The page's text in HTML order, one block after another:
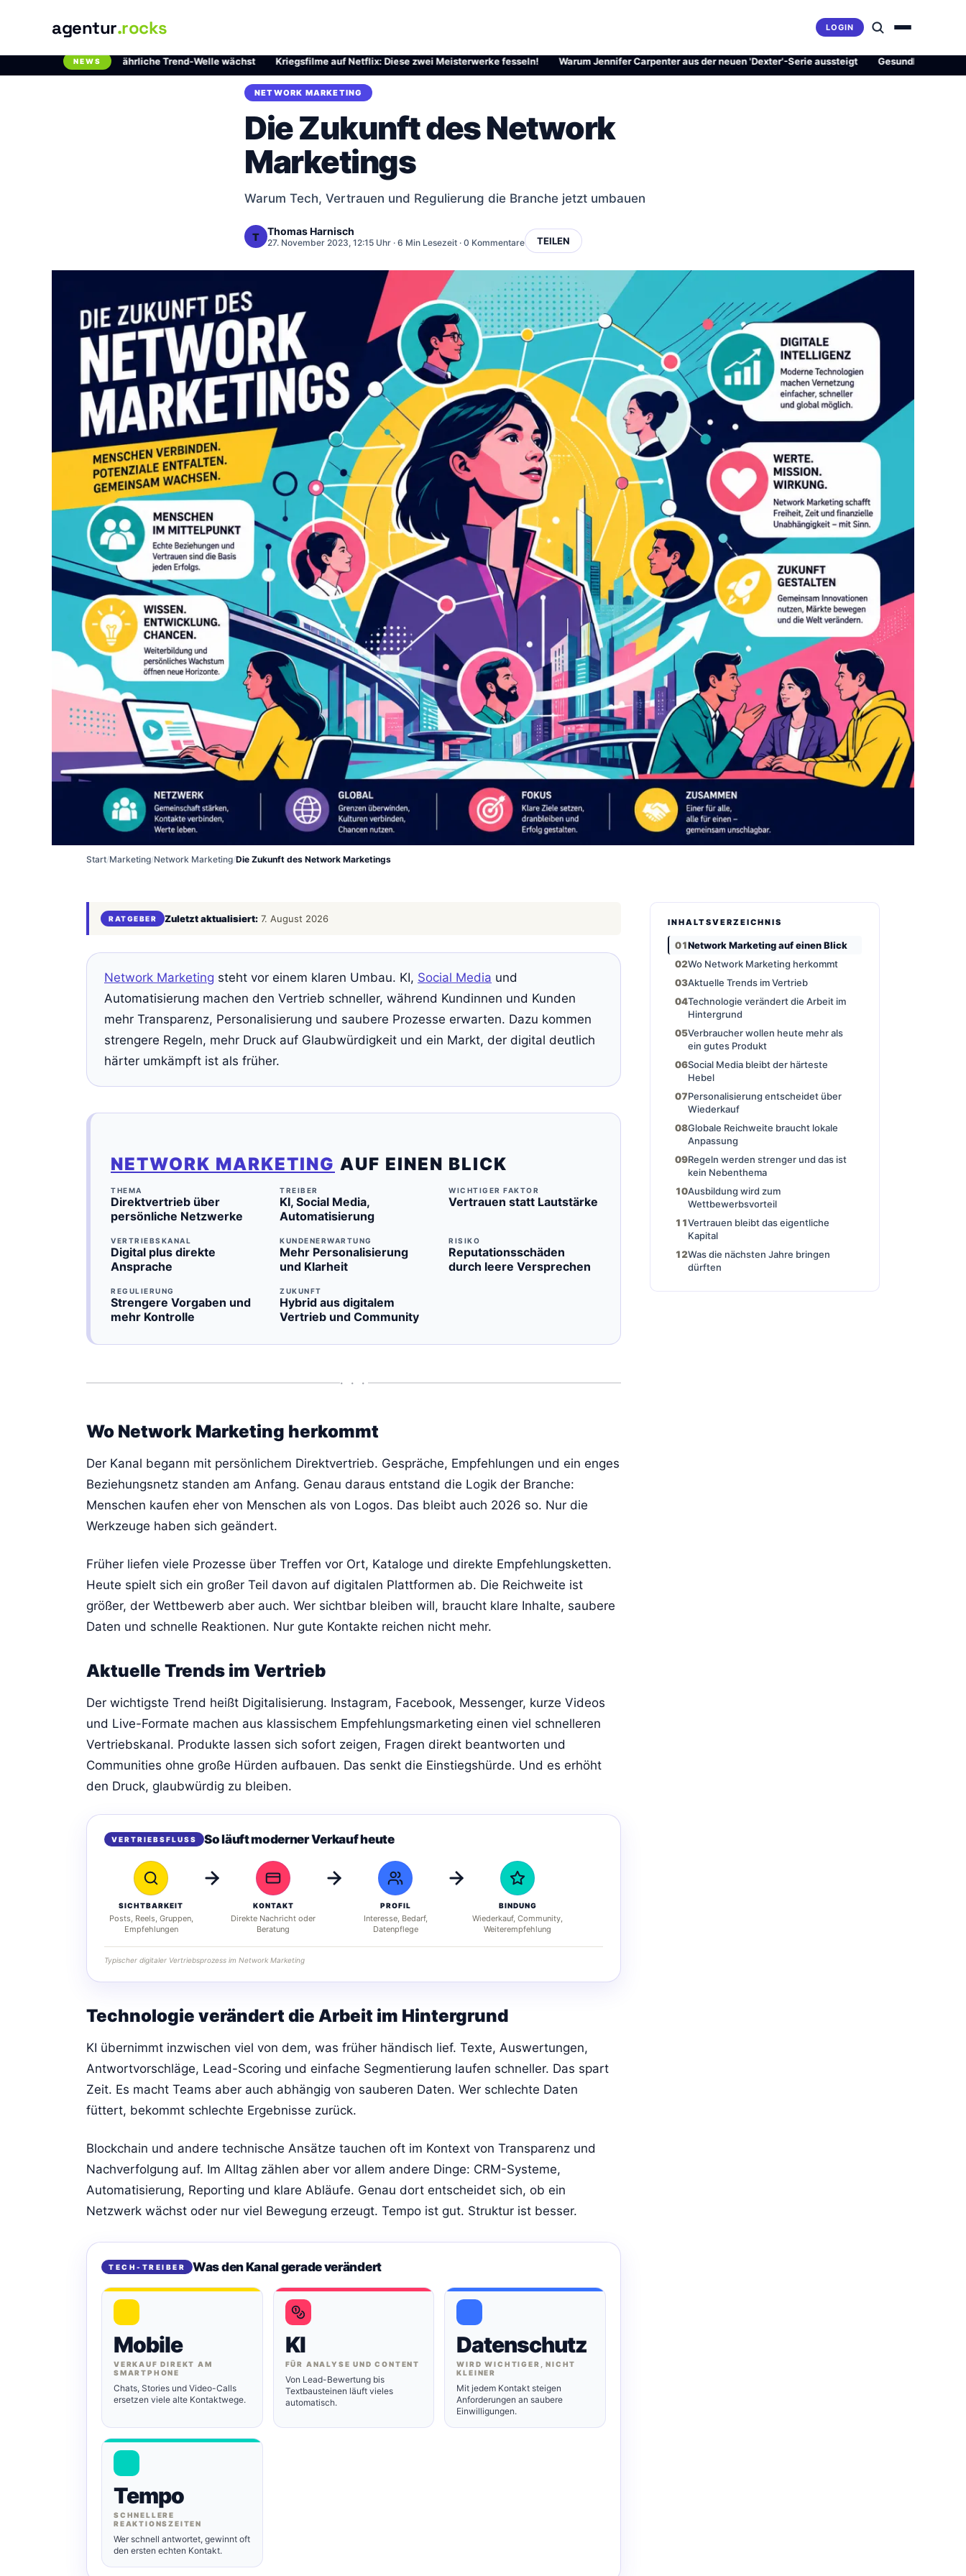
agentur.rocks LOGIN
NEWS
Breaking News Ticker
Die gefährliche Trend-Welle wächst· Kriegsfilme auf Netflix: Diese zwei Meisterwerke fesseln!· Warum Jennifer Carpenter aus der neuen 'Dexter'-Serie aussteigt· Gesundheitsrevolution
NETWORK MARKETING
Die Zukunft des Network
Marketings
Warum Tech, Vertrauen und Regulierung die Branche jetzt umbauen
T Thomas Harnisch
27. November 2023, 12:15 Uhr · 6 Min Lesezeit · 0 Kommentare TEILEN
Start/Marketing/Network Marketing/Die Zukunft des Network Marketings
RATGEBER Zuletzt aktualisiert: 7. August 2026
Network Marketing steht vor einem klaren Umbau. KI, Social Media und
Automatisierung machen den Vertrieb schneller, während Kundinnen und Kunden
mehr Transparenz, Personalisierung und saubere Prozesse erwarten. Dazu kommen
strengere Regeln, mehr Druck auf Glaubwürdigkeit und ein Markt, der digital deutlich
härter umkämpft ist als früher.
NETWORK MARKETING AUF EINEN BLICK
THEMA
Direktvertrieb über
persönliche Netzwerke
TREIBER
KI, Social Media,
Automatisierung
WICHTIGER FAKTOR
Vertrauen statt Lautstärke
VERTRIEBSKANAL
Digital plus direkte
Ansprache
KUNDENERWARTUNG
Mehr Personalisierung
und Klarheit
RISIKO
Reputationsschäden
durch leere Versprechen
REGULIERUNG
Strengere Vorgaben und
mehr Kontrolle
ZUKUNFT
Hybrid aus digitalem
Vertrieb und Community
• • •
Wo Network Marketing herkommt
Der Kanal begann mit persönlichem Direktvertrieb. Gespräche, Empfehlungen und ein enges
Beziehungsnetz standen am Anfang. Genau daraus entstand die Logik der Branche:
Menschen kaufen eher von Menschen als von Logos. Das bleibt auch 2026 so. Nur die
Werkzeuge haben sich geändert.
Früher liefen viele Prozesse über Treffen vor Ort, Kataloge und direkte Empfehlungsketten.
Heute spielt sich ein großer Teil davon auf digitalen Plattformen ab. Die Reichweite ist
größer, der Wettbewerb aber auch. Wer sichtbar bleiben will, braucht klare Inhalte, saubere
Daten und schnelle Reaktionen. Nur gute Kontakte reichen nicht mehr.
Aktuelle Trends im Vertrieb
Der wichtigste Trend heißt Digitalisierung. Instagram, Facebook, Messenger, kurze Videos
und Live-Formate machen aus klassischem Empfehlungsmarketing einen viel schnelleren
Vertriebskanal. Produkte lassen sich sofort zeigen, Fragen direkt beantworten und
Communities ohne große Hürden aufbauen. Das senkt die Einstiegshürde. Und es erhöht
den Druck, glaubwürdig zu bleiben.
VERTRIEBSFLUSS So läuft moderner Verkauf heute
SICHTBARKEIT
Posts, Reels, Gruppen,
Empfehlungen
KONTAKT
Direkte Nachricht oder
Beratung
PROFIL
Interesse, Bedarf,
Datenpflege
BINDUNG
Wiederkauf, Community,
Weiterempfehlung
Typischer digitaler Vertriebsprozess im Network Marketing
Technologie verändert die Arbeit im Hintergrund
KI übernimmt inzwischen viel von dem, was früher händisch lief. Texte, Auswertungen,
Antwortvorschläge, Lead-Scoring und einfache Segmentierung laufen schneller. Das spart
Zeit. Es macht Teams aber auch abhängig von sauberen Daten. Wer schlechte Daten
füttert, bekommt schlechte Ergebnisse zurück.
Blockchain und andere technische Ansätze tauchen oft im Kontext von Transparenz und
Nachverfolgung auf. Im Alltag zählen aber vor allem andere Dinge: CRM-Systeme,
Automatisierung, Reporting und klare Abläufe. Genau dort entscheidet sich, ob ein
Netzwerk wächst oder nur viel Bewegung erzeugt. Tempo ist gut. Struktur ist besser.
TECH-TREIBER Was den Kanal gerade verändert
Mobile
VERKAUF DIREKT AM
SMARTPHONE
Chats, Stories und Video-Calls
ersetzen viele alte Kontaktwege.
KI
FÜR ANALYSE UND CONTENT
Von Lead-Bewertung bis
Textbausteinen läuft vieles
automatisch.
Datenschutz
WIRD WICHTIGER, NICHT
KLEINER
Mit jedem Kontakt steigen
Anforderungen an saubere
Einwilligungen.
Tempo
SCHNELLERE
REAKTIONSZEITEN
Wer schnell antwortet, gewinnt oft
den ersten echten Kontakt.
INHALTSVERZEICHNIS
Network Marketing auf einen Blick
Wo Network Marketing herkommt
Aktuelle Trends im Vertrieb
Technologie verändert die Arbeit im
Hintergrund
Verbraucher wollen heute mehr als
ein gutes Produkt
Social Media bleibt der härteste
Hebel
Personalisierung entscheidet über
Wiederkauf
Globale Reichweite braucht lokale
Anpassung
Regeln werden strenger und das ist
kein Nebenthema
Ausbildung wird zum
Wettbewerbsvorteil
Vertrauen bleibt das eigentliche
Kapital
Was die nächsten Jahre bringen
dürften